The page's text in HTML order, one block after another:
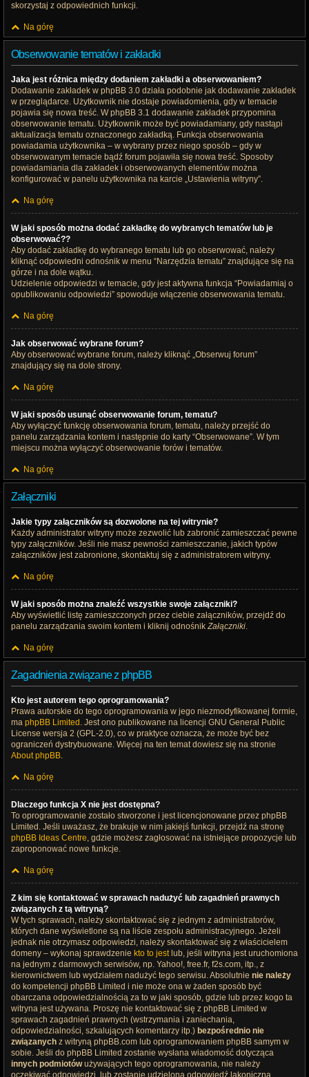
skorzystaj z odpowiednich funkcji.
Na górę
Obserwowanie tematów i zakładki
Jaka jest różnica między dodaniem zakładki a obserwowaniem?
Dodawanie zakładek w phpBB 3.0 działa podobnie jak dodawanie zakładek
w przeglądarce. Użytkownik nie dostaje powiadomienia, gdy w temacie
pojawia się nowa treść. W phpBB 3.1 dodawanie zakładek przypomina
obserwowanie tematu. Użytkownik może być powiadamiany, gdy nastąpi
aktualizacja tematu oznaczonego zakładką. Funkcja obserwowania
powiadamia użytkownika – w wybrany przez niego sposób – gdy w
obserwowanym temacie bądź forum pojawiła się nowa treść. Sposoby
powiadamiania dla zakładek i obserwowanych elementów można
konfigurować w panelu użytkownika na karcie „Ustawienia witryny”.
Na górę
W jaki sposób można dodać zakładkę do wybranych tematów lub je
obserwować??
Aby dodać zakładkę do wybranego tematu lub go obserwować, należy
kliknąć odpowiedni odnośnik w menu “Narzędzia tematu” znajdujące się na
górze i na dole wątku.
Udzielenie odpowiedzi w temacie, gdy jest aktywna funkcja “Powiadamiaj o
opublikowaniu odpowiedzi” spowoduje włączenie obserwowania tematu.
Na górę
Jak obserwować wybrane forum?
Aby obserwować wybrane forum, należy kliknąć „Obserwuj forum”
znajdujący się na dole strony.
Na górę
W jaki sposób usunąć obserwowanie forum, tematu?
Aby wyłączyć funkcję obserwowania forum, tematu, należy przejść do
panelu zarządzania kontem i następnie do karty “Obserwowane”. W tym
miejscu można wyłączyć obserwowanie forów i tematów.
Na górę
Załączniki
Jakie typy załączników są dozwolone na tej witrynie?
Każdy administrator witryny może zezwolić lub zabronić zamieszczać pewne
typy załączników. Jeśli nie masz pewności zamieszczanie, jakich typów
załączników jest zabronione, skontaktuj się z administratorem witryny.
Na górę
W jaki sposób można znaleźć wszystkie swoje załączniki?
Aby wyświetlić listę zamieszczonych przez ciebie załączników, przejdź do
panelu zarządzania swoim kontem i kliknij odnośnikZałączniki.
Na górę
Zagadnienia związane z phpBB
Kto jest autorem tego oprogramowania?
Prawa autorskie do tego oprogramowania w jego niezmodyfikowanej formie,
ma phpBB Limited . Jest ono publikowane na licencji GNU General Public
License wersja 2 (GPL-2.0), co w praktyce oznacza, że może być bez
ograniczeń dystrybuowane. Więcej na ten temat dowiesz się na stronie
About phpBB.
Na górę
Dlaczego funkcja X nie jest dostępna?
To oprogramowanie zostało stworzone i jest licencjonowane przez phpBB
Limited. Jeśli uważasz, że brakuje w nim jakiejś funkcji, przejdź na stronę
phpBB Ideas Centre, gdzie możesz zagłosować na istniejące propozycje lub
zaproponować nowe funkcje.
Na górę
Z kim się kontaktować w sprawach nadużyć lub zagadnień prawnych
związanych z tą witryną?
W tych sprawach, należy skontaktować się z jednym z administratorów,
których dane wyświetlone są na liście zespołu administracyjnego. Jeżeli
jednak nie otrzymasz odpowiedzi, należy skontaktować się z właścicielem
domeny – wykonaj sprawdzenie kto to jestlub, jeśli witryna jest uruchomiona
na jednym z darmowych serwisów, np. Yahoo!, free.fr, f2s.com, itp., z
kierownictwem lub wydziałem nadużyć tego serwisu. Absolutnie nie należy
do kompetencji phpBB Limited i nie może ona w żaden sposób być
obarczana odpowiedzialnością za to w jaki sposób, gdzie lub przez kogo ta
witryna jest używana. Proszę nie kontaktować się z phpBB Limited w
sprawach zagadnień prawnych (wstrzymania i zaniechania,
odpowiedzialności, szkalujących komentarzy itp.) bezpośrednio nie
związanych z witryną phpBB.com lub oprogramowaniem phpBB samym w
sobie. Jeśli do phpBB Limited zostanie wysłana wiadomość dotycząca
innych podmiotówużywających tego oprogramowania, nie należy
oczekiwać odpowiedzi, lub zostanie udzielona odpowiedź lakoniczna.